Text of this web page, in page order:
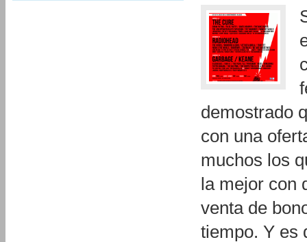
demostrado
con una
muchos los
la mejor con
venta de
tiempo. Y es